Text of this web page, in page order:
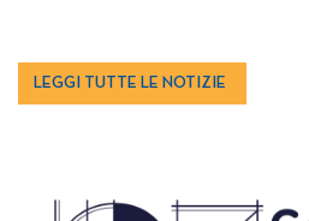
LEGGI TUTTE LE NOTIZIE